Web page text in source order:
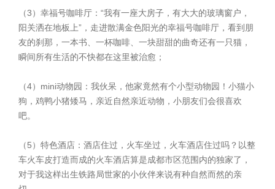
（3）幸福号咖啡厅：“我有一座大房子，有大大的玻璃窗户，
阳关洒在地板上”，走进散满金色阳光的幸福号咖啡厅，看到朋
友的刹那，一本书、一杯咖啡、一块甜甜的曲奇还有一只猫，
瞬间所有生活的不快都在这里被治愈；
（4）mini动物园：我伙呆，他家竟然有个小型动物园！小猫小
狗，鸡鸭小猪矮马，亲近自然亲近动物，小朋友们会很喜欢
吧。
（5）特色酒店：酒店住过，火车坐过，火车酒店住过吗？以整
车火车皮打造而成的火车酒店算是成都市区范围内的独家了，
对于我这样出生铁路局世家的小伙伴来说有种自然而然的亲